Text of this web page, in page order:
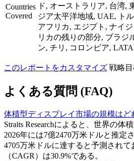
Countries
Covered
ド, オーストラリア, 台湾,
ジア太平洋地域, UAE, ト
アフリカ, エジプト, ナイ
リカの残りの部分, ブラジ
ン, チリ, コロンビア,
このレポートをカスタマイズ 戦略
よくある質問 (FAQ)
体積型ディスプレイ市場の規模はど
Straits Researchによると、世界の体
2026年には7億2470万米ドルと推定
4705万米ドルに達すると予測され
（CAGR）は30.9%である。